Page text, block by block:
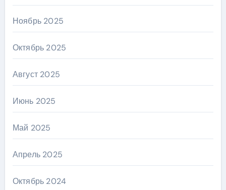
Ноябрь 2025
Октябрь 2025
Август 2025
Июнь 2025
Май 2025
Апрель 2025
Октябрь 2024